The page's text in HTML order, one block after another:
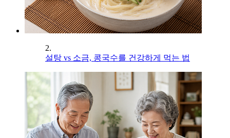
2.
설탕 vs 소금, 콩국수를 건강하게 먹는 법